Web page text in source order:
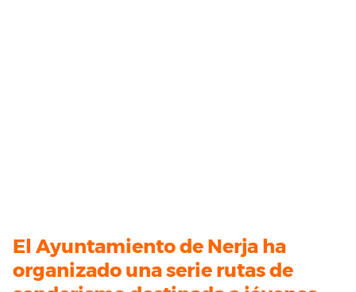
El Ayuntamiento de Nerja ha
organizado una serie rutas de